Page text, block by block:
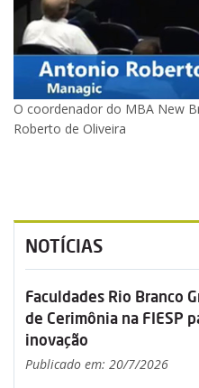
O coordenador do MBA New
Roberto de Oliveira
NOTÍCIAS
Faculdades Rio Branco
de Cerimônia na FIESP
inovação
Publicado em: 20/7/2026